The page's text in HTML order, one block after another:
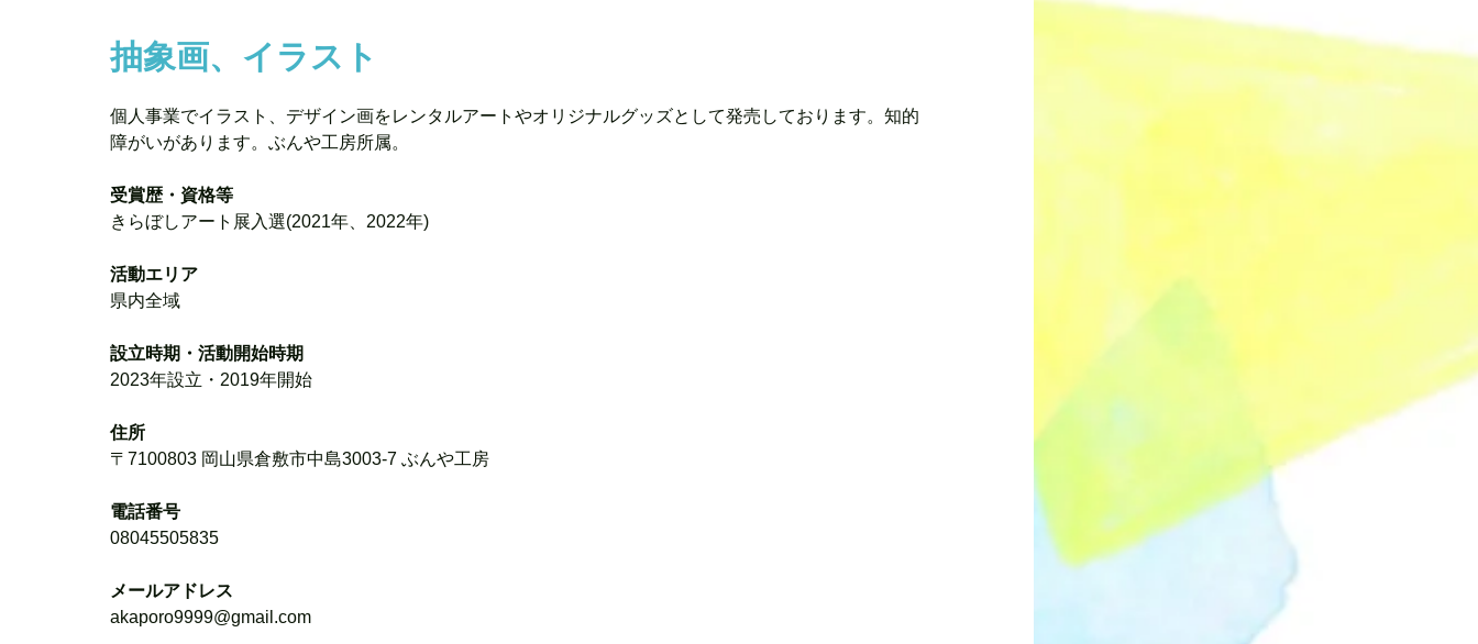
抽象画、イラスト
個人事業でイラスト、デザイン画をレンタルアートやオリジナルグッズとして発売しております。知的
障がいがあります。ぶんや工房所属。
受賞歴・資格等
きらぼしアート展入選(2021年、2022年)
活動エリア
県内全域
設立時期・活動開始時期
2023年設立・2019年開始
住所
〒7100803 岡山県倉敷市中島3003-7 ぶんや工房
電話番号
08045505835
メールアドレス
akaporo9999@gmail.com